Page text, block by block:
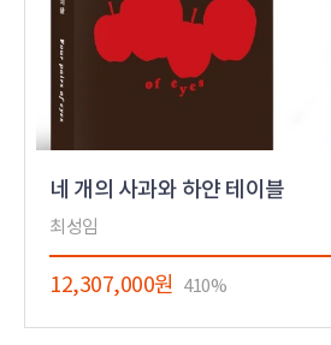
네 개의 사과와 하얀 테이블
최성임
12,307,000원 410%